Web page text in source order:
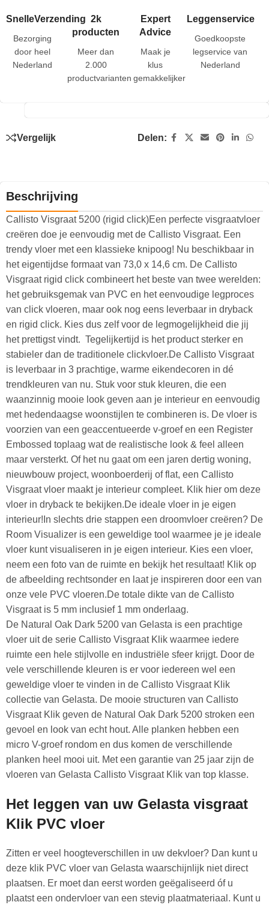
SnelleVerzending
Bezorging
door heel
Nederland
2k
producten
Meer dan
2.000
productvarianten
Expert
Advice
Maak je
klus
gemakkelijker
Leggenservice
Goedkoopste
legservice van
Nederland
Vergelijk Delen:
Beschrijving
Callisto Visgraat 5200 (rigid click)Een perfecte visgraatvloer
creëren doe je eenvoudig met de Callisto Visgraat. Een
trendy vloer met een klassieke knipoog! Nu beschikbaar in
het eigentijdse formaat van 73,0 x 14,6 cm. De Callisto
Visgraat rigid click combineert het beste van twee werelden:
het gebruiksgemak van PVC en het eenvoudige legproces
van click vloeren, maar ook nog eens leverbaar in dryback
en rigid click. Kies dus zelf voor de legmogelijkheid die jij
het prettigst vindt. Tegelijkertijd is het product sterker en
stabieler dan de traditionele clickvloer.De Callisto Visgraat
is leverbaar in 3 prachtige, warme eikendecoren in dé
trendkleuren van nu. Stuk voor stuk kleuren, die een
waanzinnig mooie look geven aan je interieur en eenvoudig
met hedendaagse woonstijlen te combineren is. De vloer is
voorzien van een geaccentueerde v-groef en een Register
Embossed toplaag wat de realistische look & feel alleen
maar versterkt. Of het nu gaat om een jaren dertig woning,
nieuwbouw project, woonboerderij of flat, een Callisto
Visgraat vloer maakt je interieur compleet. Klik hier om deze
vloer in dryback te bekijken.De ideale vloer in je eigen
interieur!In slechts drie stappen een droomvloer creëren? De
Room Visualizer is een geweldige tool waarmee je je ideale
vloer kunt visualiseren in je eigen interieur. Kies een vloer,
neem een foto van de ruimte en bekijk het resultaat! Klik op
de afbeelding rechtsonder en laat je inspireren door een van
onze vele PVC vloeren.De totale dikte van de Callisto
Visgraat is 5 mm inclusief 1 mm onderlaag.
De Natural Oak Dark 5200 van Gelasta is een prachtige
vloer uit de serie Callisto Visgraat Klik waarmee iedere
ruimte een hele stijlvolle en industriële sfeer krijgt. Door de
vele verschillende kleuren is er voor iedereen wel een
geweldige vloer te vinden in de Callisto Visgraat Klik
collectie van Gelasta. De mooie structuren van Callisto
Visgraat Klik geven de Natural Oak Dark 5200 stroken een
gevoel en look van echt hout. Alle planken hebben een
micro V-groef rondom en dus komen de verschillende
planken heel mooi uit. Met een garantie van 25 jaar zijn de
vloeren van Gelasta Callisto Visgraat Klik van top klasse.
Het leggen van uw Gelasta visgraat
Klik PVC vloer
Zitten er veel hoogteverschillen in uw dekvloer? Dan kunt u
deze klik PVC vloer van Gelasta waarschijnlijk niet direct
plaatsen. Er moet dan eerst worden geëgaliseerd óf u
plaatst een ondervloer van een stevig plaatmateriaal. Kunt u